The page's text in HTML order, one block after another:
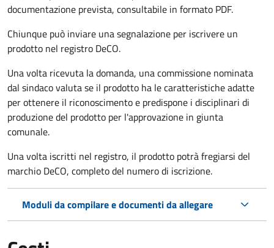
documentazione prevista, consultabile in formato PDF.
Chiunque può inviare una segnalazione per iscrivere un
prodotto nel registro DeCO.
Una volta ricevuta la domanda, una commissione nominata
dal sindaco valuta se il prodotto ha le caratteristiche adatte
per ottenere il riconoscimento e predispone i disciplinari di
produzione del prodotto per l'approvazione in giunta
comunale.
Una volta iscritti nel registro, il prodotto potrà fregiarsi del
marchio DeCO, completo del numero di iscrizione.
Moduli da compilare e documenti da allegare